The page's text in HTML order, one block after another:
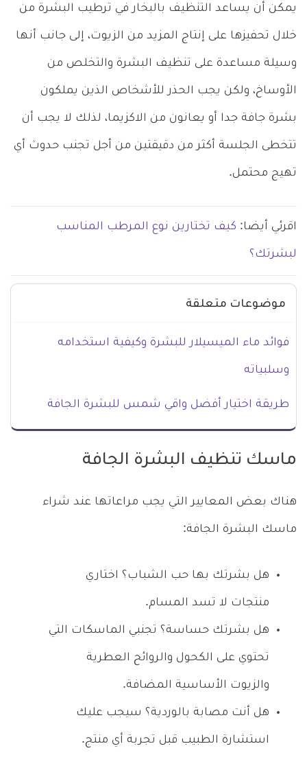
يمكن أن يساعد التنظيف بالبخار في ترطيب البشرة من
خلال تحفيزها على إنتاج المزيد من الزيوت، إلى جانب أنها
وسيلة مساعدة على تنظيف البشرة والتخلص من
الأوساخ، ولكن يجب الحذر للأشخاص الذين يملكون
بشرة جافة جدا أو يعانون من الاكزيما، لذلك لا يجب أن
تتخطى الجلسة أكثر من دقيقتين من أجل تجنب حدوث أي
تهيج محتمل.
اقرئي أيضا: كيف تختارين نوع المرطب المناسب
لبشرتك؟
موضوعات متعلقة
فوائد ماء الميسيلار للبشرة وكيفية استخدامه
وسلبياته
طريقة اختيار أفضل واقي شمس للبشرة الجافة
ماسك تنظيف البشرة الجافة
هناك بعض المعايير التي يجب مراعاتها عند شراء
ماسك البشرة الجافة:
هل بشرتك بها حب الشباب؟ اختاري
منتجات لا تسد المسام.
هل بشرتك حساسة؟ تجنبي الماسكات التي
تحتوي على الكحول والروائح العطرية
والزيوت الأساسية المضافة.
هل أنت مصابة بالوردية؟ سيجب عليك
استشارة الطبيب قبل تجربة أي منتج.